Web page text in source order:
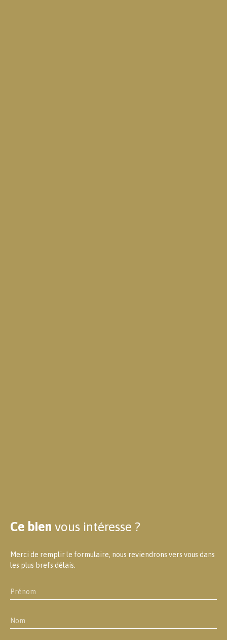
Ce bien vous intéresse ?
Merci de remplir le formulaire, nous reviendrons vers vous dans
les plus brefs délais.
Prénom
Nom